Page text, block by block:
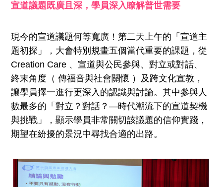
宣道議題既廣且深，學員深入瞭解普世需要
現今的宣道議題何等寬廣！第二天上午的「宣道主
題初探」，大會特別規畫五個當代重要的課題，從
Creation Care 、宣道與公民參與、對立或對話、
終末角度（ 傳福音與社會關懷 ）及跨文化宣教，
讓學員擇一進行更深入的認識與討論。其中參與人
數最多的「對立？對話？—時代潮流下的宣道契機
與挑戰」，顯示學員非常關切該議題的信仰實踐，
期望在紛擾的景況中尋找合適的出路。